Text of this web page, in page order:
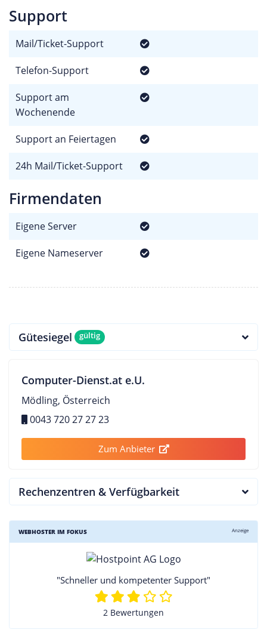
Support
Mail/Ticket-Support
Telefon-Support
Support am
Wochenende
Support an Feiertagen
24h Mail/Ticket-Support
Firmendaten
Eigene Server
Eigene Nameserver
Gütesiegel gültig
Computer-Dienst.at e.U.
Mödling, Österreich
0043 720 27 27 23
Zum Anbieter
Rechenzentren & Verfügbarkeit
WEBHOSTER IM FOKUS Anzeige
"Schneller und kompetenter Support"
2 Bewertungen